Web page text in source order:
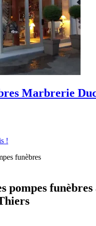
Marbrerie
!
funèbres
pompes funèbres